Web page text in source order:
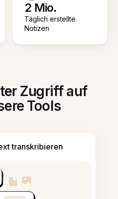
2 Mio.
Täglich erstellte
Notizen
Zugriff auf
Tools
transkribieren